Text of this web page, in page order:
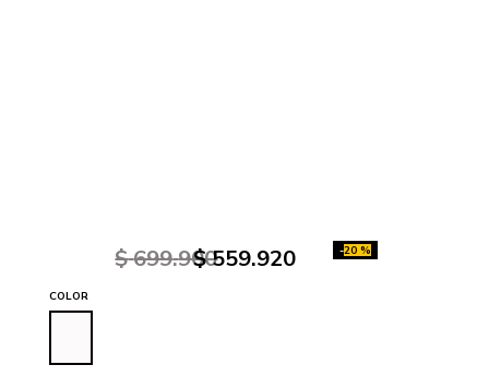
$ 699.900
$ 559.920 -20 %
COLOR